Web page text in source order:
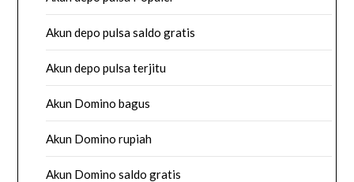
Akun depo pulsa saldo gratis
Akun depo pulsa terjitu
Akun Domino bagus
Akun Domino rupiah
Akun Domino saldo gratis